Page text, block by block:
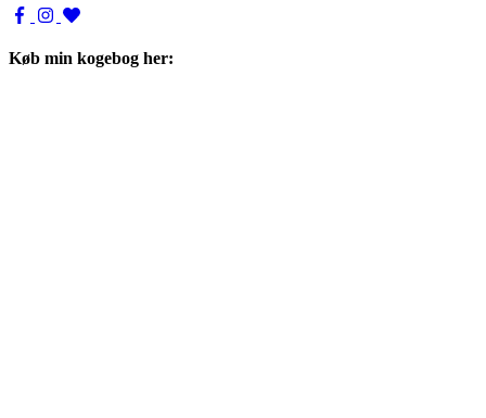
Køb min kogebog her: